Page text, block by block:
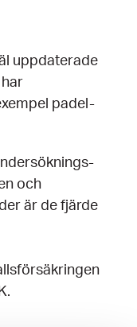
uppdaterade
padel-
och
är de fjärde